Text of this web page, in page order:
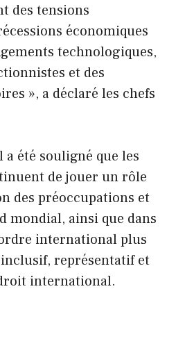
des tensions
économiques
technologiques,
et des
», a déclaré les chefs
été souligné que les
de jouer un rôle
des préoccupations et
mondial, ainsi que dans
international plus
représentatif et
international.